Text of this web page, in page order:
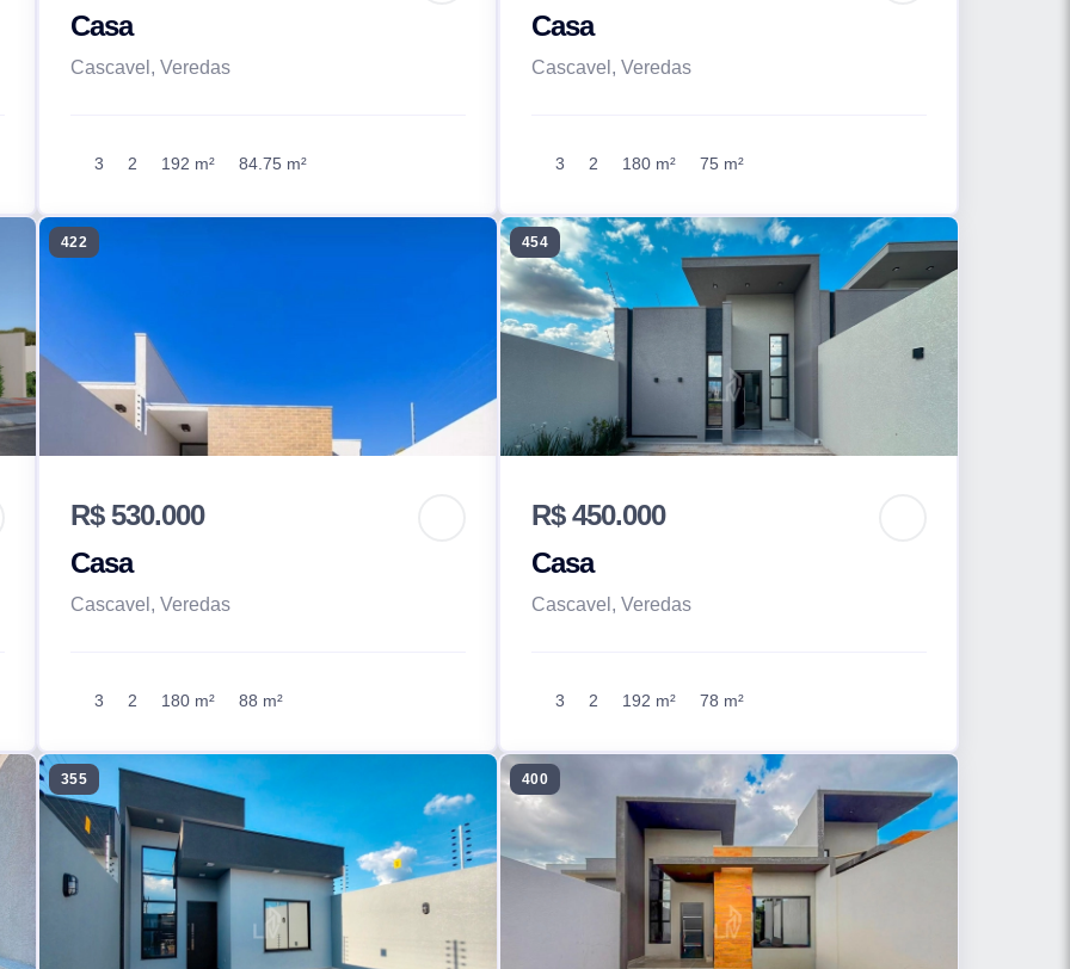
Casa
Cascavel, Veredas
3 2 192 m² 84.75 m²
Casa
Cascavel, Veredas
3 2 180 m² 75 m²
422
R$ 530.000
Casa
Cascavel, Veredas
3 2 180 m² 88 m²
454
R$ 450.000
Casa
Cascavel, Veredas
3 2 192 m² 78 m²
355 400